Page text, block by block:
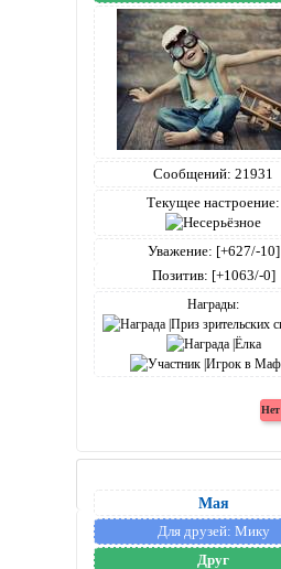
Сообщений: 21931
Текущее настроение:
Уважение: [+627/-10]
Позитив: [+1063/-0]
Награды:
Мая
Для друзей: Мику
Друг